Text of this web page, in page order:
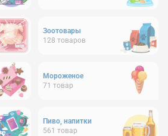
Зоотовары
128 товаров
Мороженое
71 товар
Пиво, напитки
561 товар